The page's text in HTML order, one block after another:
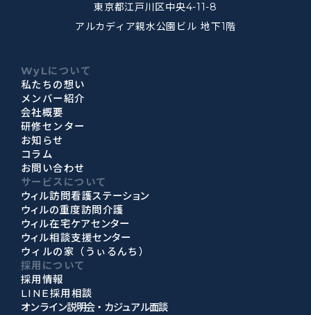
東京都江戸川区中央4-11-8
アルカディア親水公園ビル 地下1階
WyLについて
私たちの想い
メンバー紹介
会社概要
研修センター
お知らせ
コラム
お問い合わせ
サービスについて
ウィル訪問看護ステーション
ウィルの重度訪問介護
ウィル在宅ケアセンター
ウィル相談支援センター
ウィルの家（うぃるんち）
採用について
採用情報
LINE採用相談
オンライン説明会・カジュアル面談